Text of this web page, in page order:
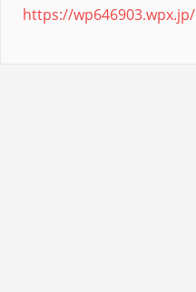
https://wp646903.wpx.jp/